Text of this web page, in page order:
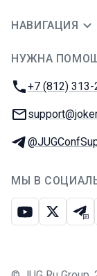
НАВИГАЦИЯ
НУЖНА
Телефон:
+7 (812) 313-
E-mail:
Телеграм:
МЫ В
ЮтубИкс